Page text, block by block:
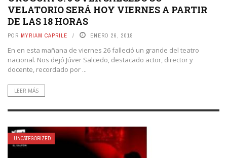
VELATORIO SERÁ HOY VIERNES A PARTIR
DE LAS 18 HORAS
POR MYRIAM CAPRILE ENERO 26, 2018
En en esta mañana de viernes 26 falleció un grande del teatro
nacional. Nos dejó Júver Salcedo, destacado actor, director y
docente, recordado por ...
LEER MÁS
UNCATEGORIZED